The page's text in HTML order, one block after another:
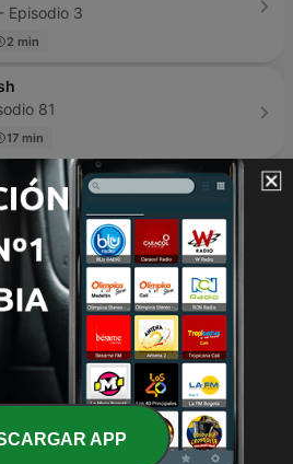
Episodio 3
2 min
81
17 min
2
2 min
- Episodio 28
54 min
un talent !
APP